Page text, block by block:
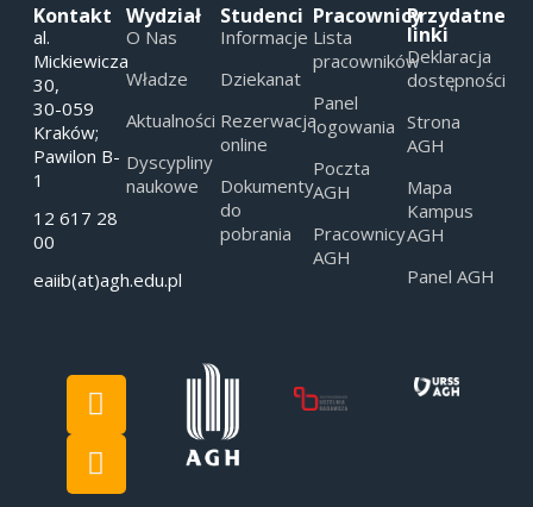
Kontakt
al.
Mickiewicza
30,
30-059
Kraków;
Pawilon B-
1
12 617 28
00
eaiib(at)agh.edu.pl
Wydział
O Nas
Władze
Aktualności
Dyscypliny
naukowe
Studenci
Informacje
Dziekanat
Rezerwacja
online
Dokumenty
do
pobrania
Pracownicy
Lista
pracowników
Panel
logowania
Poczta
AGH
Pracownicy
AGH
Przydatne
linki
Deklaracja
dostępności
Strona
AGH
Mapa
Kampus
AGH
Panel AGH